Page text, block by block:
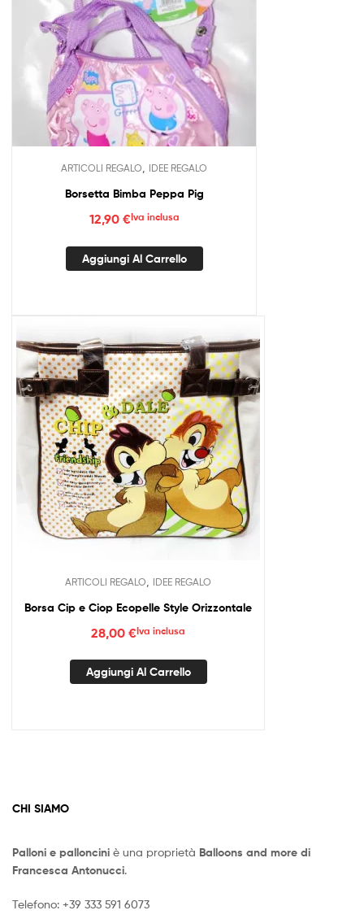
ARTICOLI REGALO IDEE REGALO
Borsetta Bimba Peppa Pig
12,90 €Iva inclusa
Aggiungi Al Carrello
ARTICOLI REGALO IDEE REGALO
Borsa Cip e Ciop Ecopelle Style Orizzontale
28,00 €Iva inclusa
Aggiungi Al Carrello
CHI SIAMO
Palloni e palloncini è una proprietà Balloons and more di
Francesca Antonucci.
Telefono: +39 333 591 6073